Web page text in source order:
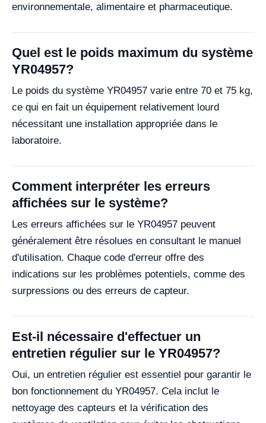
environnementale, alimentaire et pharmaceutique.
Quel est le poids maximum du système
YR04957?
Le poids du système YR04957 varie entre 70 et 75 kg,
ce qui en fait un équipement relativement lourd
nécessitant une installation appropriée dans le
laboratoire.
Comment interpréter les erreurs
affichées sur le système?
Les erreurs affichées sur le YR04957 peuvent
généralement être résolues en consultant le manuel
d'utilisation. Chaque code d'erreur offre des
indications sur les problèmes potentiels, comme des
surpressions ou des erreurs de capteur.
Est-il nécessaire d'effectuer un
entretien régulier sur le YR04957?
Oui, un entretien régulier est essentiel pour garantir le
bon fonctionnement du YR04957. Cela inclut le
nettoyage des capteurs et la vérification des